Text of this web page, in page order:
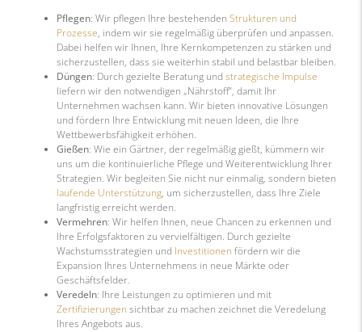
Pflegen: Wir pflegen Ihre bestehenden Strukturen und
Prozesse, indem wir sie regelmäßig überprüfen und anpassen.
Dabei helfen wir Ihnen, Ihre Kernkompetenzen zu stärken und
sicherzustellen, dass sie weiterhin stabil und belastbar bleiben.
Düngen: Durch gezielte Beratung und strategische Impulse
liefern wir den notwendigen „Nährstoff“, damit Ihr
Unternehmen wachsen kann. Wir bieten innovative Lösungen
und fördern Ihre Entwicklung mit neuen Ideen, die Ihre
Wettbewerbsfähigkeit erhöhen.
Gießen: Wie ein Gärtner, der regelmäßig gießt, kümmern wir
uns um die kontinuierliche Pflege und Weiterentwicklung Ihrer
Strategien. Wir begleiten Sie nicht nur einmalig, sondern bieten
laufende Unterstützung, um sicherzustellen, dass Ihre Ziele
langfristig erreicht werden.
Vermehren: Wir helfen Ihnen, neue Chancen zu erkennen und
Ihre Erfolgsfaktoren zu vervielfältigen. Durch gezielte
Wachstumsstrategien und Investitionen fördern wir die
Expansion Ihres Unternehmens in neue Märkte oder
Geschäftsfelder.
Veredeln: Ihre Leistungen zu optimieren und mit
Zertifizierungen sichtbar zu machen zeichnet die Veredelung
Ihres Angebots aus.